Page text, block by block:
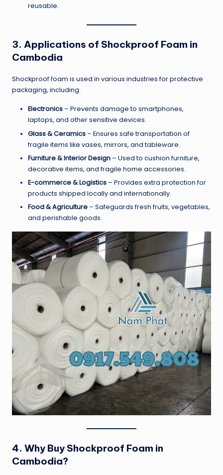
reusable.
3. Applications of Shockproof Foam in
Cambodia
Shockproof foam is used in various industries for protective
packaging, including:
Electronics – Prevents damage to smartphones,
laptops, and other sensitive devices.
Glass & Ceramics – Ensures safe transportation of
fragile items like vases, mirrors, and tableware.
Furniture & Interior Design – Used to cushion furniture,
decorative items, and fragile home accessories.
E-commerce & Logistics – Provides extra protection for
products shipped locally and internationally.
Food & Agriculture – Safeguards fresh fruits, vegetables,
and perishable goods.
4. Why Buy Shockproof Foam in
Cambodia?